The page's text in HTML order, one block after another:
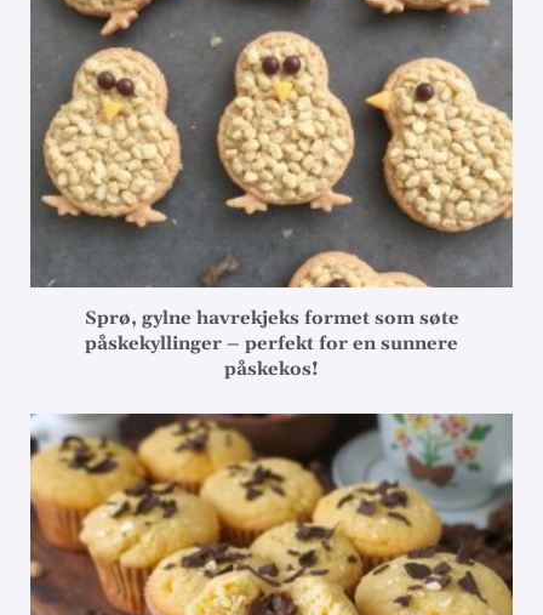
Sprø, gylne havrekjeks formet som søte
påskekyllinger – perfekt for en sunnere
påskekos!